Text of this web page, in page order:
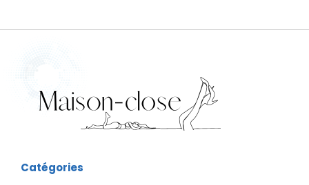
Catégories